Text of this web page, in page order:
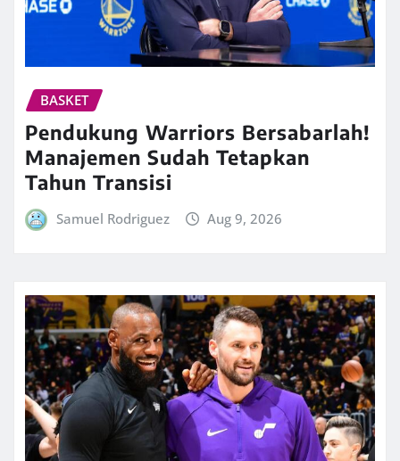
BASKET
Pendukung Warriors Bersabarlah!
Manajemen Sudah Tetapkan
Tahun Transisi
Samuel Rodriguez Aug 9, 2026